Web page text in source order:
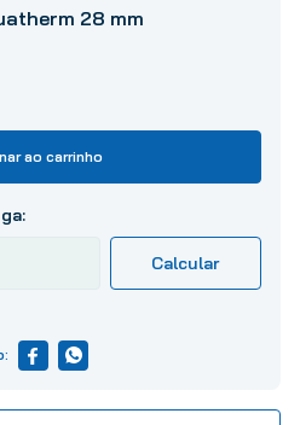
28 mm
ao carrinho